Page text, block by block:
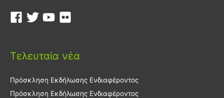
Τελευταία νέα
Πρόσκληση Εκδήλωσης Ενδιαφέροντος
Πρόσκληση Εκδήλωσης Ενδιαφέροντος